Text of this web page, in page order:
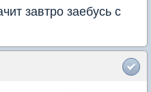
завтро заебусь с